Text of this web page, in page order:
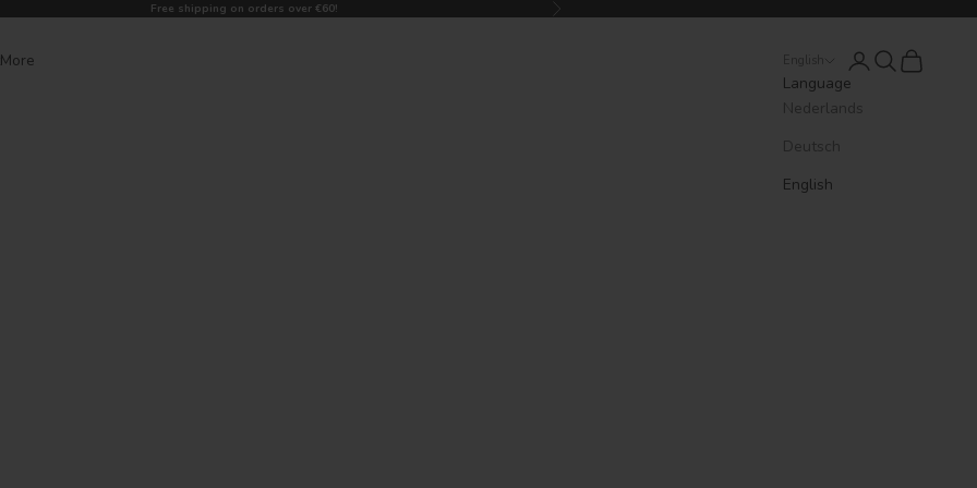
Free shipping on orders over €60! Next
More
Language
Nederlands
Deutsch
English
LoginSearch
Cart